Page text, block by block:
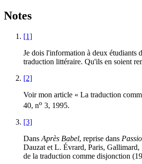
Notes
[1]
Je dois l'information à deux étudiants
traduction littéraire. Qu'ils en soient
[2]
Voir mon article « La traduction
40, no 3, 1995.
[3]
DansAprès Babel, reprise dans
Dauzat et L. Évrard, Paris, Gallimard,
de la traduction comme disjonction